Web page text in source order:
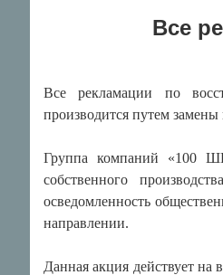
Все
Все рекламации по
производится путем
Группа компаний «100
собственного
осведомленность
направлении.
Данная акция действует